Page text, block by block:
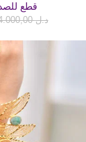
قطع
د.ل4.000,00